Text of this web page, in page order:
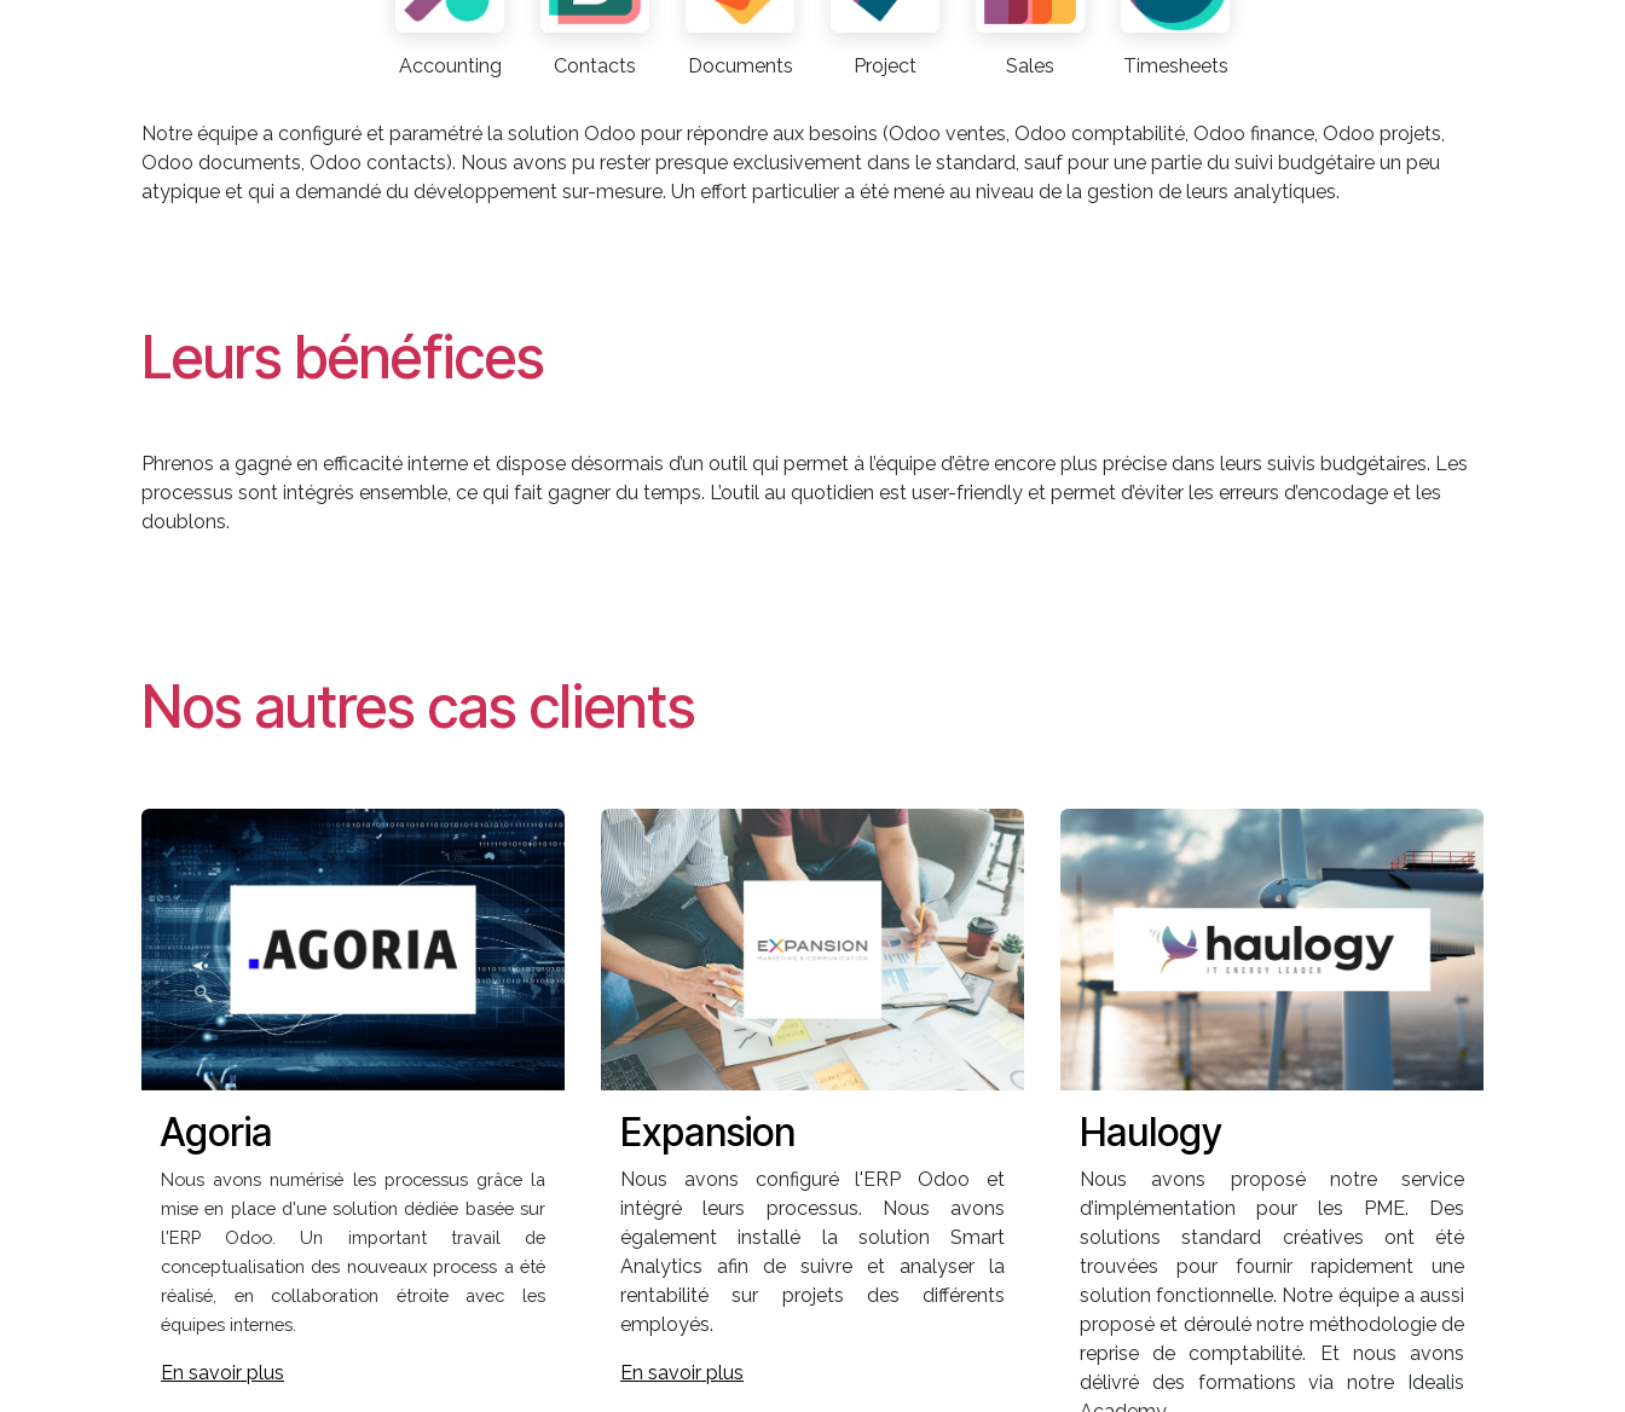
Accounting Contacts Documents Project Sales Timesheets
Notre équipe a configuré et paramétré la solution Odoo pour répondre aux besoins (Odoo ventes, Odoo comptabilité, Odoo finance, Odoo projets,
Odoo documents, Odoo contacts). Nous avons pu rester presque exclusivement dans le standard, sauf pour une partie du suivi budgétaire un peu
atypique et qui a demandé du développement sur-mesure. Un effort particulier a été mené au niveau de la gestion de leurs analytiques.
Leurs bénéfices
Phrenos a gagné en efficacité interne et dispose désormais d’un outil qui permet à l’équipe d’être encore plus précise dans leurs suivis budgétaires. Les
processus sont intégrés ensemble, ce qui fait gagner du temps. L’outil au quotidien est user-friendly et permet d’éviter les erreurs d’encodage et les
doublons.
Nos autres cas clients
Agoria
Nous avons numérisé les processus grâce la
mise en place d'une solution dédiée basée sur
l'ERP Odoo. Un important travail de
conceptualisation des nouveaux process a été
réalisé, en collaboration étroite avec les
équipes internes.
En savoir plus
Expansion
Nous avons configuré l'ERP Odoo et
intégré leurs processus. Nous avons
également installé la solution Smart
Analytics afin de suivre et analyser la
rentabilité sur projets des différents
employés.
En savoir plus
Haulogy
Nous avons proposé notre service
d’implémentation pour les PME. Des
solutions standard créatives ont été
trouvées pour fournir rapidement une
solution fonctionnelle. Notre équipe a aussi
proposé et déroulé notre méthodologie de
reprise de comptabilité. Et nous avons
délivré des formations via notre Idealis